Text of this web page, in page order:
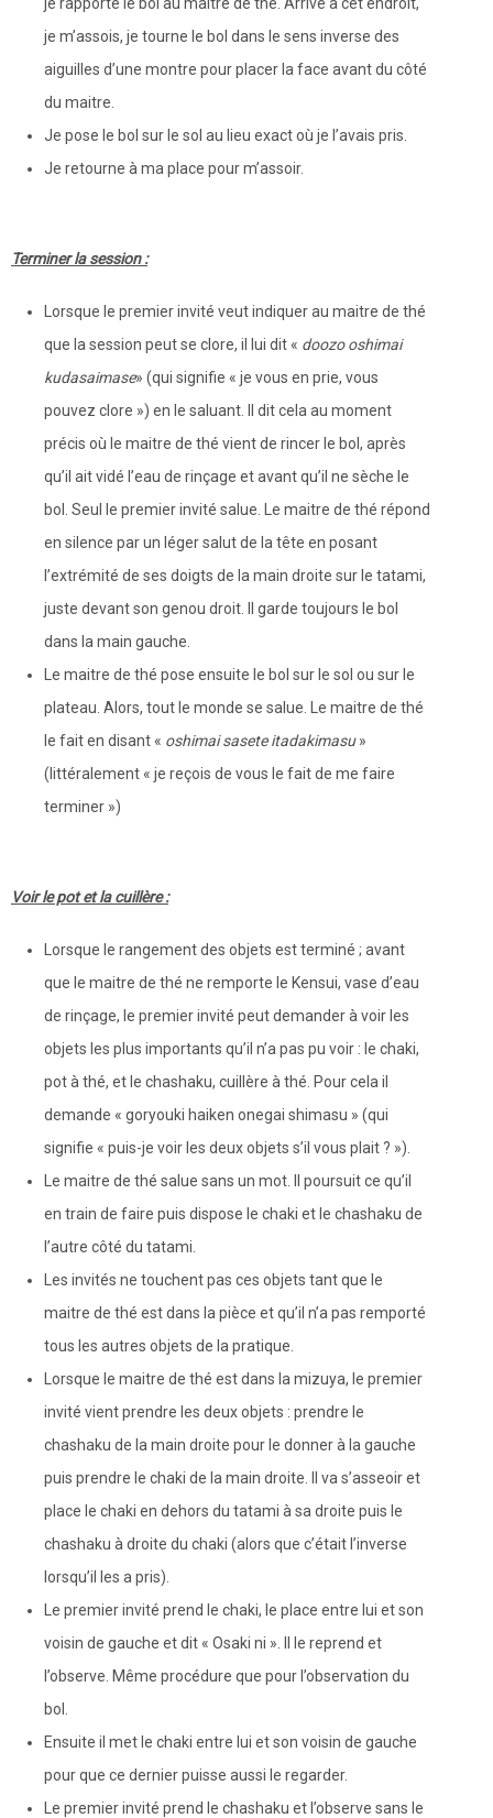
je m’assois, je tourne le bol dans le sens inverse des
aiguilles d’une montre pour placer la face avant du côté
du maitre.
Je pose le bol sur le sol au lieu exact où je l’avais pris.
Je retourne à ma place pour m’assoir.
Terminer la session :
Lorsque le premier invité veut indiquer au maitre de thé
que la session peut se clore, il lui dit « doozo oshimai
kudasaimase» (qui signifie « je vous en prie, vous
pouvez clore ») en le saluant. Il dit cela au moment
précis où le maitre de thé vient de rincer le bol, après
qu’il ait vidé l’eau de rinçage et avant qu’il ne sèche le
bol. Seul le premier invité salue. Le maitre de thé répond
en silence par un léger salut de la tête en posant
l’extrémité de ses doigts de la main droite sur le tatami,
juste devant son genou droit. Il garde toujours le bol
dans la main gauche.
Le maitre de thé pose ensuite le bol sur le sol ou sur le
plateau. Alors, tout le monde se salue. Le maitre de thé
le fait en disant « oshimai sasete itadakimasu»
(littéralement « je reçois de vous le fait de me faire
terminer »)
Voir le pot et la cuillère :
Lorsque le rangement des objets est terminé ; avant
que le maitre de thé ne remporte le Kensui, vase d’eau
de rinçage, le premier invité peut demander à voir les
objets les plus importants qu’il n’a pas pu voir : le chaki,
pot à thé, et le chashaku, cuillère à thé. Pour cela il
demande « goryouki haiken onegai shimasu » (qui
signifie « puis-je voir les deux objets s’il vous plait ? »).
Le maitre de thé salue sans un mot. Il poursuit ce qu’il
en train de faire puis dispose le chaki et le chashaku de
l’autre côté du tatami.
Les invités ne touchent pas ces objets tant que le
maitre de thé est dans la pièce et qu’il n’a pas remporté
tous les autres objets de la pratique.
Lorsque le maitre de thé est dans la mizuya, le premier
invité vient prendre les deux objets : prendre le
chashaku de la main droite pour le donner à la gauche
puis prendre le chaki de la main droite. Il va s’asseoir et
place le chaki en dehors du tatami à sa droite puis le
chashaku à droite du chaki (alors que c’était l’inverse
lorsqu’il les a pris).
Le premier invité prend le chaki, le place entre lui et son
voisin de gauche et dit « Osaki ni ». Il le reprend et
l’observe. Même procédure que pour l’observation du
bol.
Ensuite il met le chaki entre lui et son voisin de gauche
pour que ce dernier puisse aussi le regarder.
Le premier invité prend le chashaku et l’observe sans le